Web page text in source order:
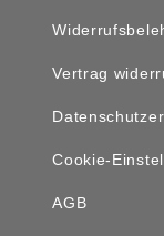
Vertrag
Cookie-
AGB